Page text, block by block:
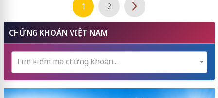
1 2
CHỨNG KHOÁN VIỆT NAM
Tìm kiếm mã chứng khoán...